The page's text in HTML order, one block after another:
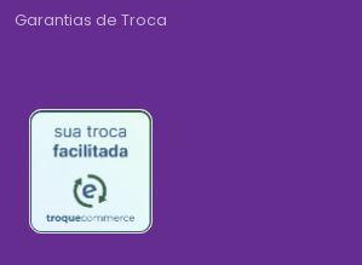
Garantias de Troca